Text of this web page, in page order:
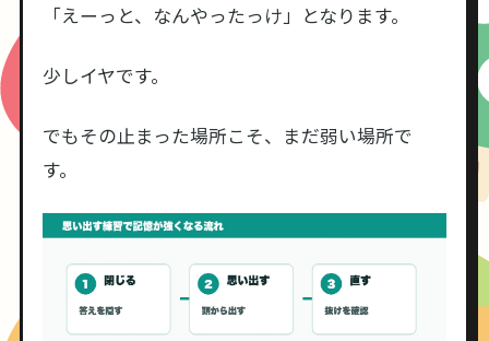
「えーっと、なんやったっけ」となります。
少しイヤです。
でもその止まった場所こそ、まだ弱い場所で
す。